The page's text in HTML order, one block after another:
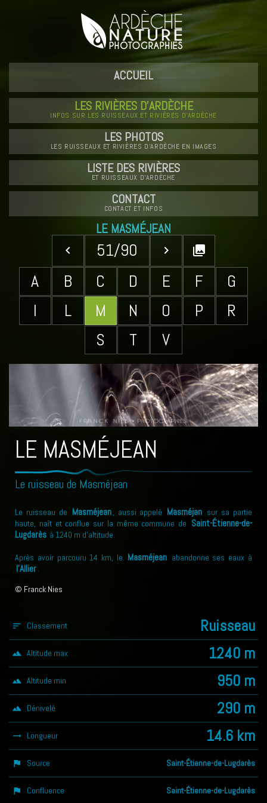
ACCUEIL
LES RIVIÈRES D'ARDÈCHE
INFOS SUR LES RUISSEAUX ET RIVIÈRES D'ARDÈCHE
LES PHOTOS
LES RUISSEAUX ET RIVIÈRES D'ARDÈCHE EN IMAGES
LISTE DES RIVIÈRES
ET RUISSEAUX D'ARDÈCHE
CONTACT
CONTACT ET INFOS
LE MASMÉJEAN
keyboard_arrow_left 51/90 keyboard_arrow_right collections
A B C D E F
G
I
L M N O P
R
S
T V
LE MASMÉJEAN
Le ruisseau de Masméjean
Le ruisseau de Masméjean , aussi appelé Masméjan sur sa partie
haute, naît et conflue sur la même commune de Saint-Étienne-de-
Lugdarès à 1240 m d'altitude.
Après avoir parcouru 14 km, le Masméjean abandonne ses eaux à
l'Allier
© Franck Nies
sort Classement Ruisseau
landscape Altitude max 1240 m
landscape Altitude min 950 m
landscape Dénivelé 290 m
trending_flat Longueur 14.6 km
assistant_photo Source Saint-Étienne-de-Lugdarès
assistant_photo Confluence Saint-Étienne-de-Lugdarès